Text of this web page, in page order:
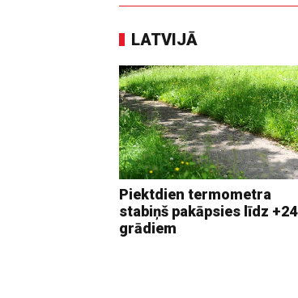
LATVIJĀ
Piektdien termometra
stabiņš pakāpsies līdz +24
grādiem